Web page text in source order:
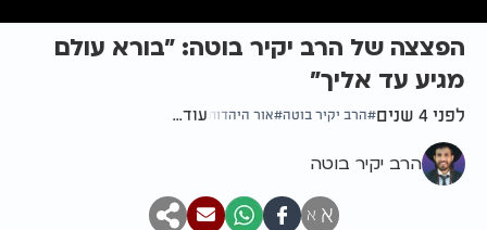
הפצצה של הרב יקיר בוטה: "בורא עולם
מגיע עד אליך"
לפני 4 שנים הרב יקיר בוטה אור היהדות עוד...
הרב יקיר בוטה
א א